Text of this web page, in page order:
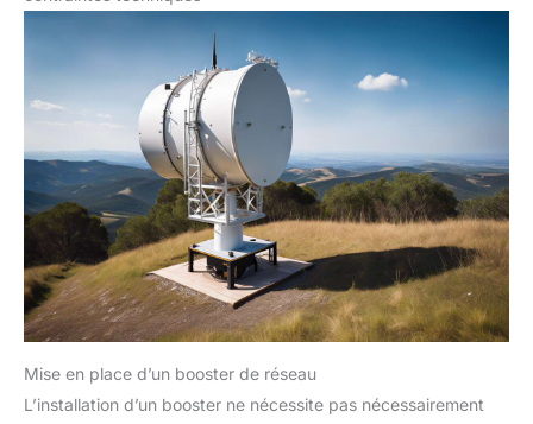
signal ne peut pas améliorer
l'amplificateur ne peut améliorer
que le signal d'origine, il ne
peut pas générer de signal
Design】L'amplificateur 5G 4G GSM est équipé d'un écran
LCD haute définition, qui vous permet de visualiser l'état de
fonctionnement de l'appareil. Le gain peut être ajusté
automatiquement et manuellement pour maintenir l'appareil
dans les meilleures conditions de fonctionnement. 【Achat
Sans Souci】30 jours de garantie de remboursement, si le
produit ne fonctionne pas, il est entièrement remboursé.
Jusqu'à 3 ans de service après-vente du fabricant. Si vous
rencontrez des problèmes pendant l'utilisation, veuillez nous
contacter pour une solution satisfaisante.
Mise en place d’un booster de réseau
L’installation d’un booster ne nécessite pas nécessairement